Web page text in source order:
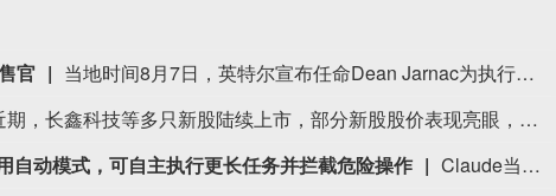
官
当地时间8月7日，英特尔宣布任命Dean Jarnac为执行副总裁兼首席销售官，负责领导公司的全球销售组织，推动客户关系建设及产品市场拓展，覆盖客户端、数据中心、人工智能、网络及ASIC等业务领域。作为此次管理层调整的一部分，英特尔现任首席营收官Greg Ernst将在任职27年后离开公司。
近期，长鑫科技等多只新股陆续上市，部分新股股价表现亮眼，市场关注度持续走高。在此背景下，多家理财子公司加码打新赛道，打新策略理财产品密集发行。不少银行也在销售渠道加大推介力度，将打新作为产品营销的重要卖点。受访专家表示，当前银行积极布局打新理财产品，是制度优化、低利率市场环境与新股赚钱效应三重因素共振的结果。传统固收类资产收益持续承压，新股带来的收益机会为理财产品创造了获取超额收益的来源，银行将其作为丰富产品矩阵、留存客户资金的重要手段。不过，投资者仍需理性看待打新理财产品蕴含的各类风险。（证券日报）
动模式，可自主执行更长任务并拦截危险操作
Claude当地时间8月7日宣布，编程工具Claude Code将于8月14日起在Pro、Max和Team套餐中默认启用自动模式，以支持更长时间的自主任务运行，并通过自动安全检测减少危险操作。此前，用户需要手动确认工具调用，自动模式则通过分类器实时评估每次工具调用，拦截可能造成不可逆、破坏性或越权操作的行为。Claude表示，内部测试、第三方安全测试及实际使用数据表明，自动模式在安全性方面优于传统人工审核。公司称，Adobe、Nuro、Gusto等企业团队已在生产环境中采用Auto模式。Claude称，自动模式目前仍将在Claude Enterprise、Claude API等企业服务中保持可选状态，未来几个月将逐步推广为默认设置。